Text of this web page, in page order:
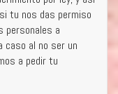
tu nos das permiso
personales a
al no ser un
a pedir tu